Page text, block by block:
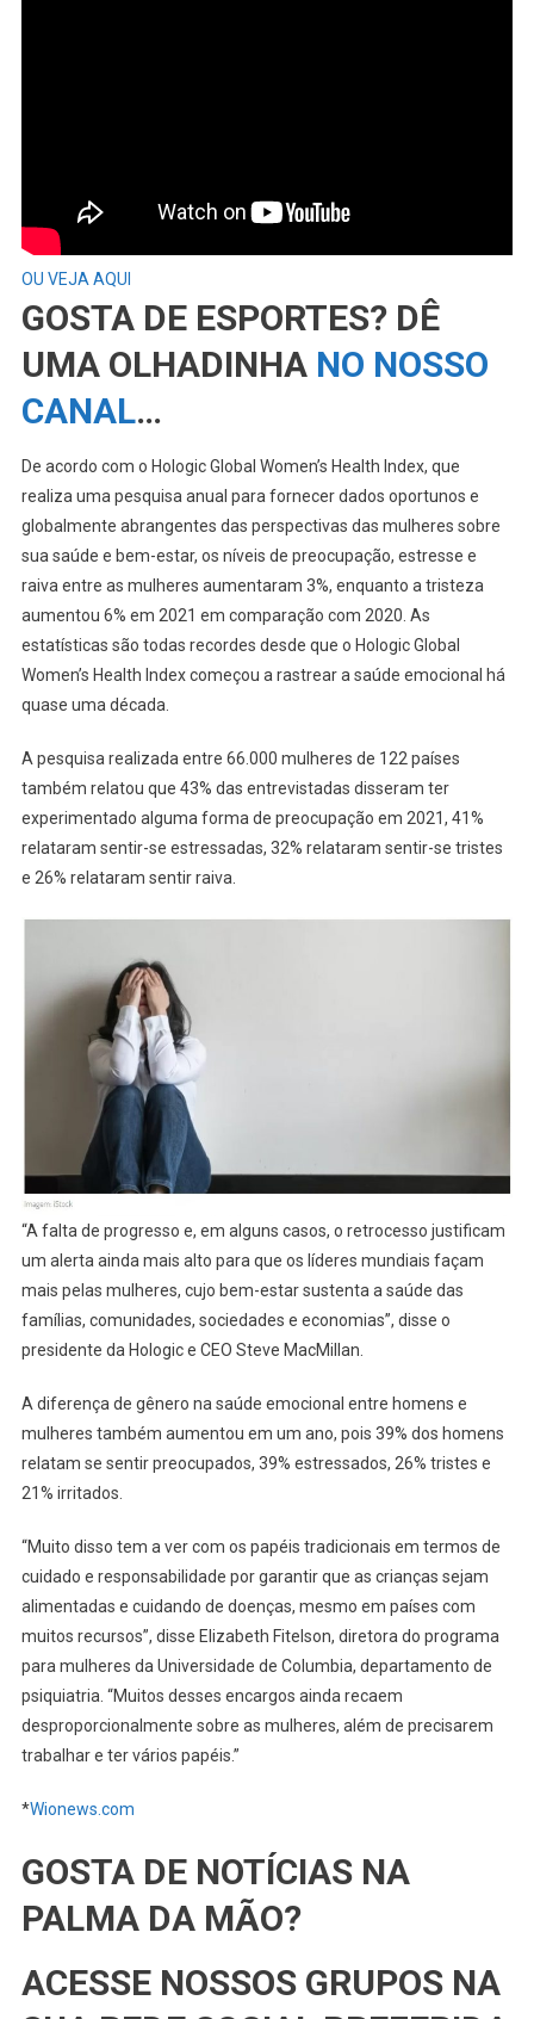
OU VEJA AQUI
GOSTA DE ESPORTES? DÊ
UMA OLHADINHA NO NOSSO
CANAL…
De acordo com o Hologic Global Women’s Health Index, que
realiza uma pesquisa anual para fornecer dados oportunos e
globalmente abrangentes das perspectivas das mulheres sobre
sua saúde e bem-estar, os níveis de preocupação, estresse e
raiva entre as mulheres aumentaram 3%, enquanto a tristeza
aumentou 6% em 2021 em comparação com 2020. As
estatísticas são todas recordes desde que o Hologic Global
Women’s Health Index começou a rastrear a saúde emocional há
quase uma década.
A pesquisa realizada entre 66.000 mulheres de 122 países
também relatou que 43% das entrevistadas disseram ter
experimentado alguma forma de preocupação em 2021, 41%
relataram sentir-se estressadas, 32% relataram sentir-se tristes
e 26% relataram sentir raiva.
“A falta de progresso e, em alguns casos, o retrocesso justificam
um alerta ainda mais alto para que os líderes mundiais façam
mais pelas mulheres, cujo bem-estar sustenta a saúde das
famílias, comunidades, sociedades e economias”, disse o
presidente da Hologic e CEO Steve MacMillan.
A diferença de gênero na saúde emocional entre homens e
mulheres também aumentou em um ano, pois 39% dos homens
relatam se sentir preocupados, 39% estressados, 26% tristes e
21% irritados.
“Muito disso tem a ver com os papéis tradicionais em termos de
cuidado e responsabilidade por garantir que as crianças sejam
alimentadas e cuidando de doenças, mesmo em países com
muitos recursos”, disse Elizabeth Fitelson, diretora do programa
para mulheres da Universidade de Columbia, departamento de
psiquiatria. “Muitos desses encargos ainda recaem
desproporcionalmente sobre as mulheres, além de precisarem
trabalhar e ter vários papéis.”
*Wionews.com
GOSTA DE NOTÍCIAS NA
PALMA DA MÃO?
ACESSE NOSSOS GRUPOS NA